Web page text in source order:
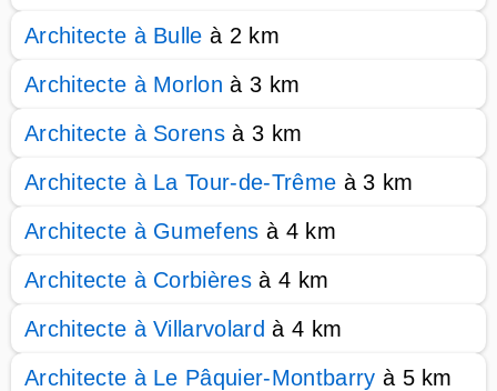
Architecte à Bulle à 2 km
Architecte à Morlon à 3 km
Architecte à Sorens à 3 km
Architecte à La Tour-de-Trême à 3 km
Architecte à Gumefens à 4 km
Architecte à Corbières à 4 km
Architecte à Villarvolard à 4 km
Architecte à Le Pâquier-Montbarry à 5 km